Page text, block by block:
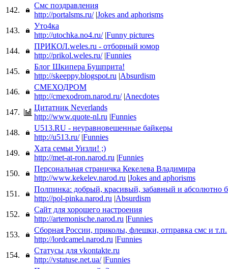
142.
Смс поздравления
http://portalsms.ru/ |Jokes and aphorisms
143.
Уто4ка
http://utochka.no4.ru/ |Funny pictures
144.
ПРИКОЛ.weles.ru - отборный юмор
http://prikol.weles.ru/ |Funnies
145.
Блог Шкипера Бушприта!
http://skeeppy.blogspot.ru |Absurdism
146.
СМЕХОДРОМ
http://cmexodrom.narod.ru/ |Anecdotes
147.
Цитатник Neverlands
http://www.quote-nl.ru |Funnies
148.
U513.RU - неуравновешенные байкеры
http://u513.ru/ |Funnies
149.
Хата семьи Уизли! ;)
http://met-at-ron.narod.ru |Funnies
150.
Персональная страничка Кекелева Владимира
http://www.kekelev.narod.ru |Jokes and aphorisms
151.
Полпинка: добрый, красивый, забавный и абсолютно
http://pol-pinka.narod.ru |Absurdism
152.
Сайт для хорошего настроения
http://artemonische.narod.ru |Funnies
153.
Сборная России, приколы, флешки, отправка смс и т.п.
http://lordcamel.narod.ru |Funnies
154.
Статусы для vkontakte.ru
http://vstatuse.net.ua/ |Funnies